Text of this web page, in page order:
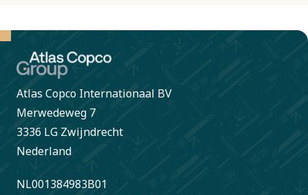
Atlas Copco Internationaal BV
Merwedeweg 7
3336 LG Zwijndrecht
Nederland
NL001384983B01